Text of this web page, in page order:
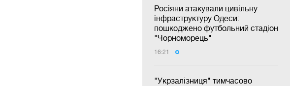
Росіяни атакували цивільну
інфраструктуру Одеси:
пошкоджено футбольний стадіон
"Чорноморець"
16:21
"Укрзалізниця" тимчасово